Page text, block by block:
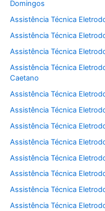
Domingos
Assistência Técnica
Assistência Técnica
Assistência Técnica
Assistência Técnica
Caetano
Assistência Técnica
Assistência Técnica
Assistência Técnica
Assistência Técnica
Assistência Técnica
Assistência Técnica
Assistência Técnica
Assistência Técnica